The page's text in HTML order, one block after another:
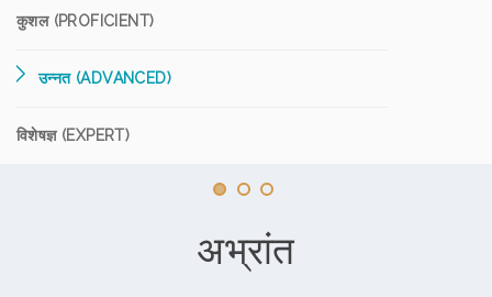
कुशल (PROFICIENT)
उन्नत (ADVANCED)
विशेषज्ञ (EXPERT)
अभ्रांत